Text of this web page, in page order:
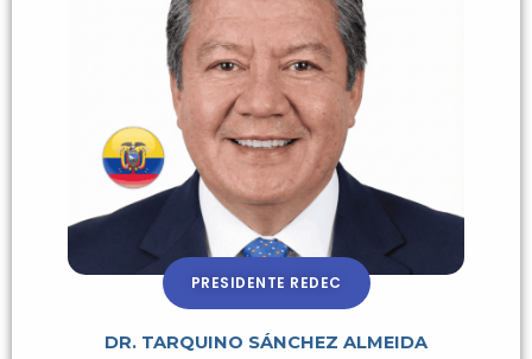
PRESIDENTE REDEC
DR. TARQUINO SÁNCHEZ ALMEIDA